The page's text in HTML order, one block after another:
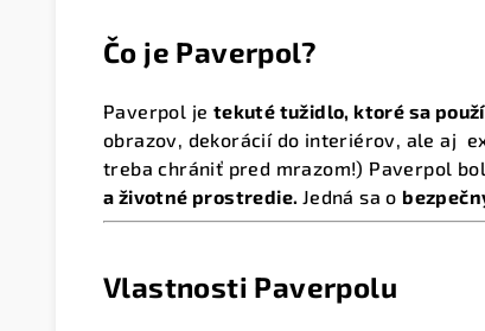
Čo je Paverpol?
Paverpol je tekuté tužidlo, ktoré sa
obrazov, dekorácií do interiérov, ale aj
treba chrániť pred mrazom!) Paverpol
a životné prostredie. Jedná sa o
Vlastnosti Paverpolu